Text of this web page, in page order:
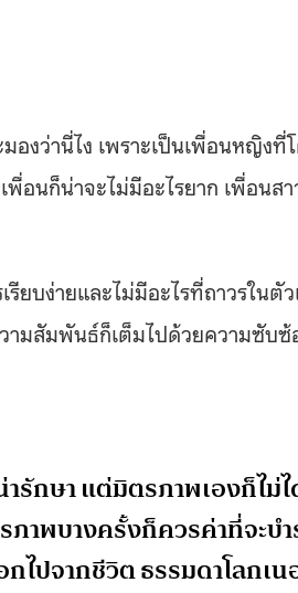
งว่านี่ไง เพราะเป็นเพื่อนหญิง
อนก็น่าจะไม่มีอะไรยาก เพื่อน
รียบง่ายและไม่มีอะไรที่ถาวรใน
ามสัมพันธ์ก็เต็มไปด้วยความซับ
รักษา แต่มิตรภาพเองก็ไม่
พบางครั้งก็ควรค่าที่จะบำ
ไปจากชีวิต ธรรมดาโลกเน